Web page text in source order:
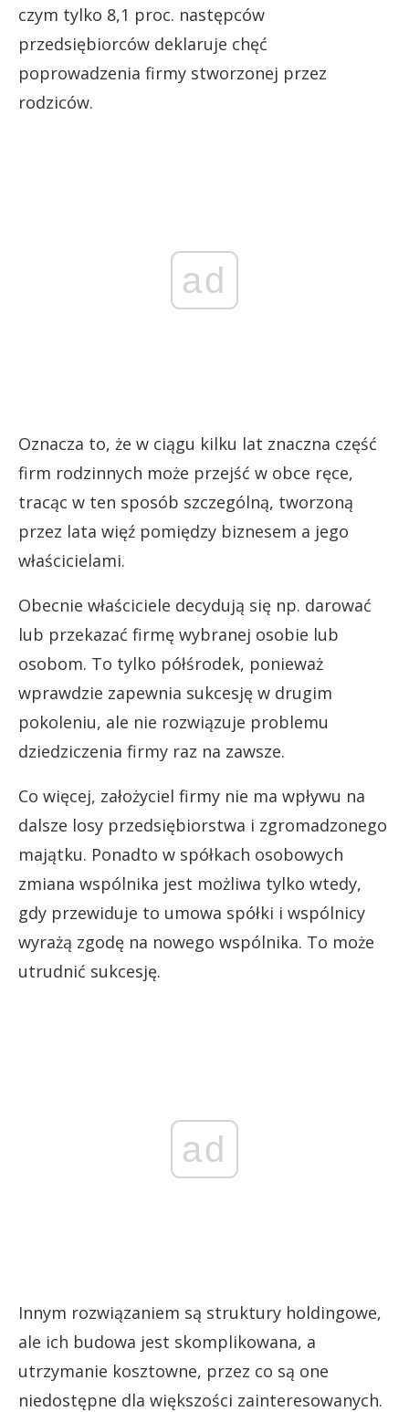
czym tylko 8,1 proc. następców
przedsiębiorców deklaruje chęć
poprowadzenia firmy stworzonej przez
rodziców.
ad
Oznacza to, że w ciągu kilku lat znaczna część
firm rodzinnych może przejść w obce ręce,
tracąc w ten sposób szczególną, tworzoną
przez lata więź pomiędzy biznesem a jego
właścicielami.
Obecnie właściciele decydują się np. darować
lub przekazać firmę wybranej osobie lub
osobom. To tylko półśrodek, ponieważ
wprawdzie zapewnia sukcesję w drugim
pokoleniu, ale nie rozwiązuje problemu
dziedziczenia firmy raz na zawsze.
Co więcej, założyciel firmy nie ma wpływu na
dalsze losy przedsiębiorstwa i zgromadzonego
majątku. Ponadto w spółkach osobowych
zmiana wspólnika jest możliwa tylko wtedy,
gdy przewiduje to umowa spółki i wspólnicy
wyrażą zgodę na nowego wspólnika. To może
utrudnić sukcesję.
ad
Innym rozwiązaniem są struktury holdingowe,
ale ich budowa jest skomplikowana, a
utrzymanie kosztowne, przez co są one
niedostępne dla większości zainteresowanych.